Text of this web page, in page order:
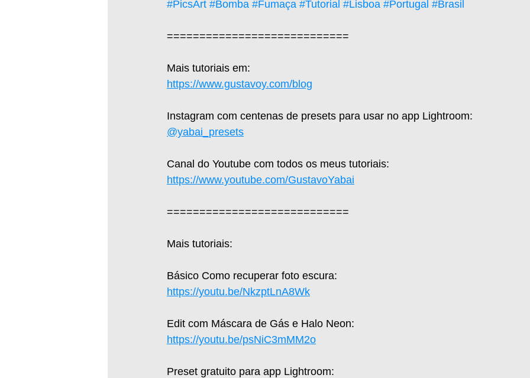
#PicsArt #Bomba #Fumaça #Tutorial #Lisboa #Portugal #Brasil
============================
Mais tutoriais em:
https://www.gustavoy.com/blog
Instagram com centenas de presets para usar no app Lightroom:
@yabai_presets
Canal do Youtube com todos os meus tutoriais:
https://www.youtube.com/GustavoYabai
============================
Mais tutoriais:
Básico Como recuperar foto escura:
https://youtu.be/NkzptLnA8Wk
Edit com Máscara de Gás e Halo Neon:
https://youtu.be/psNiC3mMM2o
Preset gratuito para app Lightroom: